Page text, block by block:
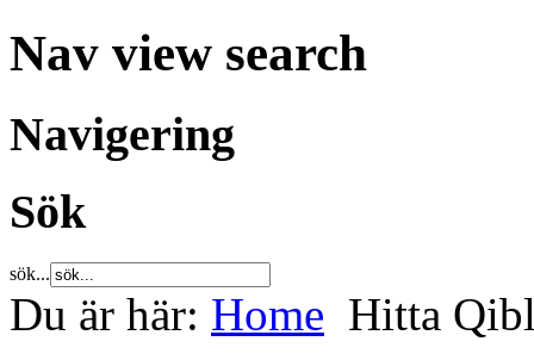
Nav view search
Navigering
Sök
sök...
Du är här: Home Hitta